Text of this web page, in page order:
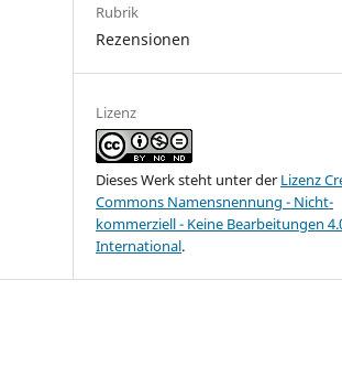
Rubrik
Rezensionen
Lizenz
Dieses Werk steht unter der Lizenz
Commons Namensnennung - Nicht-
kommerziell - Keine Bearbeitungen
International.